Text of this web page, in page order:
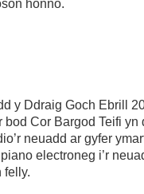
honno.
y Ddraig Goch Ebrill
bod Cor Bargod Teifi yn
neuadd ar gyfer
electroneg i’r
felly.